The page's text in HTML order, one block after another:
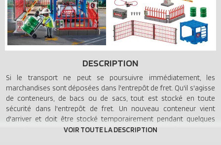
DESCRIPTION
Si le transport ne peut se poursuivre immédiatement, les
marchandises sont déposées dans l'entrepôt de fret. Qu'il s'agisse
de conteneurs, de bacs ou de sacs, tout est stocké en toute
sécurité dans l'entrepôt de fret. Un nouveau conteneur vient
d'arriver et doit être stocké temporairement pendant quelques
jours. Par mesure de sécurité, le docker fixe en outre le conteneur